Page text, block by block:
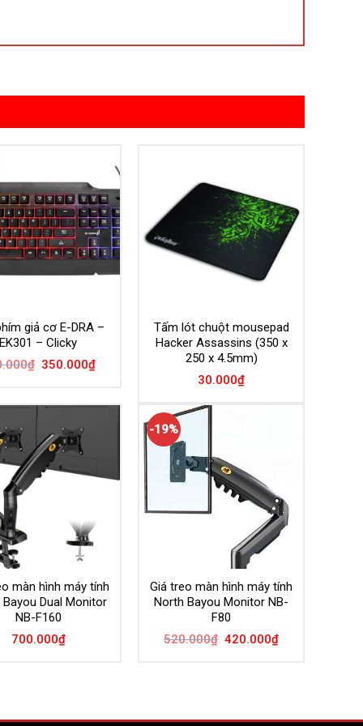
giả cơ E-DRA –
EK301 – Clicky
₫ Giá
350.000₫Giá
hiện
350.000₫.
Tấm lót chuột mousepad
Hacker Assassins (350 x
250 x 4.5mm)
30.000₫
màn hình máy tính
Dual Monitor
NB-F160
700.000₫
-19%
Giá treo màn hình máy tính
North Bayou Monitor NB-
F80
520.000₫ Giá
420.000₫Giá
hiện